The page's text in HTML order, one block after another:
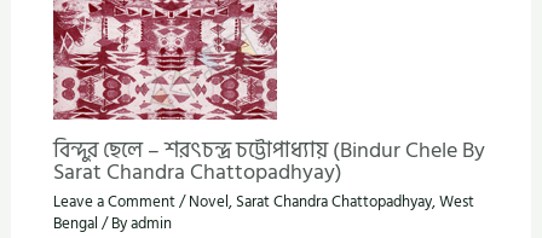
বিন্দুর ছেলে – শরৎচন্দ্র চট্টোপাধ্যায় (Bindur Chele By
Sarat Chandra Chattopadhyay)
Leave a Comment/Novel, Sarat Chandra Chattopadhyay,West
Bengal / Byadmin